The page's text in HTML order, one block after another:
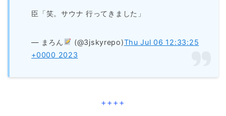
臣「笑。サウナ 行ってきました」
— まろん (@3jskyrepo)Thu Jul 06 12:33:25
+0000 2023
++++